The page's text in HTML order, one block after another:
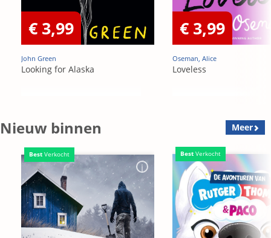
€ 3,99
John Green
Looking for Alaska
€ 3,99
Oseman, Alice
Loveless
Nieuw binnen Meer
Best Verkocht Best Verkocht